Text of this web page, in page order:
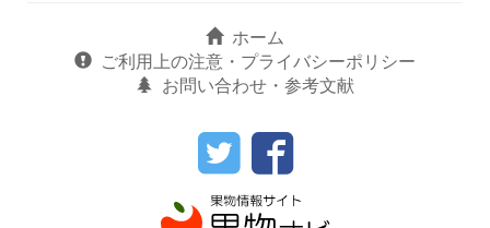
ホーム
ご利用上の注意・プライバシーポリシー
お問い合わせ・参考文献